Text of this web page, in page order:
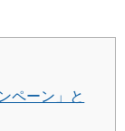
ペーン」と